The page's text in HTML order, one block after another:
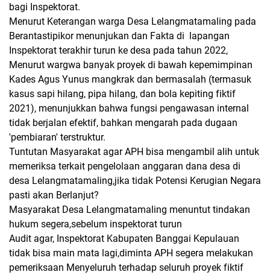
bagi Inspektorat.
Menurut Keterangan warga Desa Lelangmatamaling pada
Berantastipikor menunjukan dan Fakta di lapangan
Inspektorat terakhir turun ke desa pada tahun 2022,
Menurut wargwa banyak proyek di bawah kepemimpinan
Kades Agus Yunus mangkrak dan bermasalah (termasuk
kasus sapi hilang, pipa hilang, dan bola kepiting fiktif
2021), menunjukkan bahwa fungsi pengawasan internal
tidak berjalan efektif, bahkan mengarah pada dugaan
'pembiaran' terstruktur.
​Tuntutan Masyarakat agar APH bisa mengambil alih untuk
memeriksa terkait pengelolaan anggaran dana desa di
desa Lelangmatamaling,jika tidak Potensi Kerugian Negara
pasti akan Berlanjut?
​Masyarakat Desa Lelangmatamaling menuntut tindakan
hukum segera,sebelum inspektorat turun
​Audit agar, Inspektorat Kabupaten Banggai Kepulauan
tidak bisa main mata lagi,diminta APH segera melakukan
pemeriksaan Menyeluruh terhadap seluruh proyek fiktif